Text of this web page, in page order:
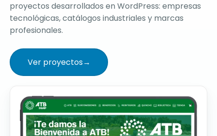
proyectos desarrollados en WordPress: empresas
tecnológicas, catálogos industriales y marcas
profesionales.
Ver proyectos→